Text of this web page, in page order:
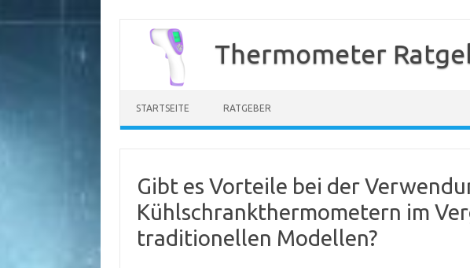
springen
Thermometer
STARTSEITE RATGEBER
Gibt es Vorteile bei der
Kühlschrankthermometern im
traditionellen Modellen?